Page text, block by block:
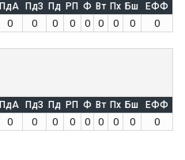
ПдА ПдЗ Пд РП Ф Вт Пх Бш ЕФФ
0 0 0 0 0 0 0 0 0
ПдА ПдЗ Пд РП Ф Вт Пх Бш ЕФФ
0 0 0 0 0 0 0 0 0